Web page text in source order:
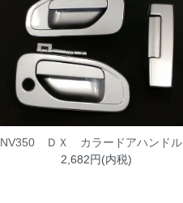
NV350 ＤＸ カラードアハンドル
2,682円(内税)